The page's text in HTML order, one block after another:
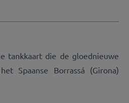
tankkaart die de gloednieuwe
Spaanse Borrassá (Girona)